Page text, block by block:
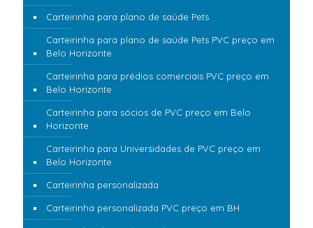
Carteirinha para plano de saúde Pets
Carteirinha para plano de saúde Pets PVC preço em
Belo Horizonte
Carteirinha para prédios comerciais PVC preço em
Belo Horizonte
Carteirinha para sócios de PVC preço em Belo
Horizonte
Carteirinha para Universidades de PVC preço em
Belo Horizonte
Carteirinha personalizada
Carteirinha personalizada PVC preço em BH